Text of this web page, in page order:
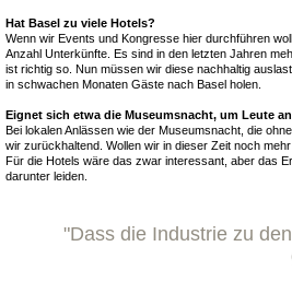
Hat Basel zu viele Hotels?
Wenn wir Events und Kongresse hier durchführen
Anzahl Unterkünfte. Es sind in den letzten Jahren
ist richtig so. Nun müssen wir diese nachhaltig
in schwachen Monaten Gäste nach Basel holen.
Eignet sich etwa die Museumsnacht, um Leute
Bei lokalen Anlässen wie der Museumsnacht, die
wir zurückhaltend. Wollen wir in dieser Zeit noch
Für die Hotels wäre das zwar interessant, aber das
darunter leiden.
"Dass die Industrie zu